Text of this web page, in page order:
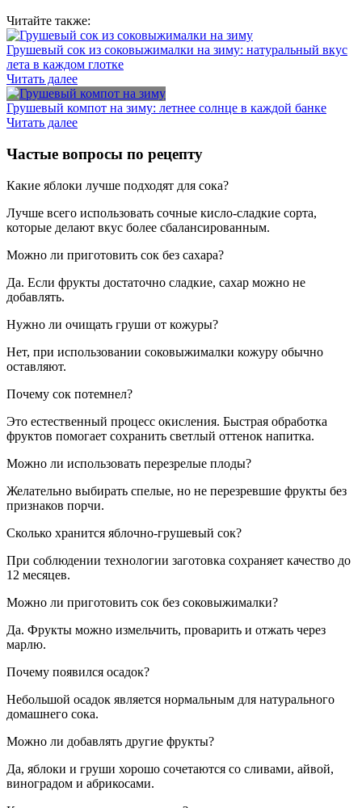
Читайте также:
Грушевый сок из соковыжималки на зиму: натуральный вкус
лета в каждом глотке
Читать далее
Грушевый компот на зиму: летнее солнце в каждой банке
Читать далее
Частые вопросы по рецепту
Какие яблоки лучше подходят для сока?
Лучше всего использовать сочные кисло-сладкие сорта,
которые делают вкус более сбалансированным.
Можно ли приготовить сок без сахара?
Да. Если фрукты достаточно сладкие, сахар можно не
добавлять.
Нужно ли очищать груши от кожуры?
Нет, при использовании соковыжималки кожуру обычно
оставляют.
Почему сок потемнел?
Это естественный процесс окисления. Быстрая обработка
фруктов помогает сохранить светлый оттенок напитка.
Можно ли использовать перезрелые плоды?
Желательно выбирать спелые, но не перезревшие фрукты без
признаков порчи.
Сколько хранится яблочно-грушевый сок?
При соблюдении технологии заготовка сохраняет качество до
12 месяцев.
Можно ли приготовить сок без соковыжималки?
Да. Фрукты можно измельчить, проварить и отжать через
марлю.
Почему появился осадок?
Небольшой осадок является нормальным для натурального
домашнего сока.
Можно ли добавлять другие фрукты?
Да, яблоки и груши хорошо сочетаются со сливами, айвой,
виноградом и абрикосами.